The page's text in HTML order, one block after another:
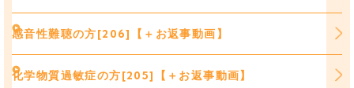
感音性難聴の方[206]【＋お返事動画】
化学物質過敏症の方[205]【＋お返事動画】